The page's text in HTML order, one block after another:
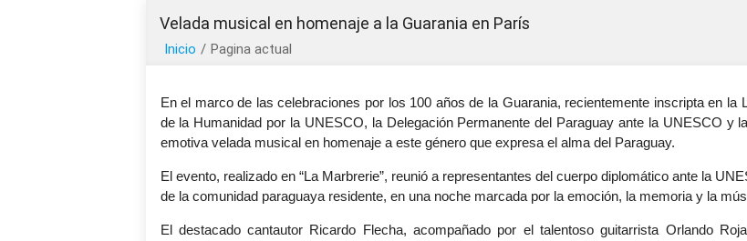
Velada musical en homenaje a la Guarania en París
Inicio / Pagina actual
En el marco de las celebraciones por los 100 años de la Guarania, recientemente inscripta en la
de la Humanidad por la UNESCO, la Delegación Permanente del Paraguay ante la UNESCO y
emotiva velada musical en homenaje a este género que expresa el alma del Paraguay.
El evento, realizado en “La Marbrerie”, reunió a representantes del cuerpo diplomático ante la
de la comunidad paraguaya residente, en una noche marcada por la emoción, la memoria y la
El destacado cantautor Ricardo Flecha, acompañado por el talentoso guitarrista Orlando